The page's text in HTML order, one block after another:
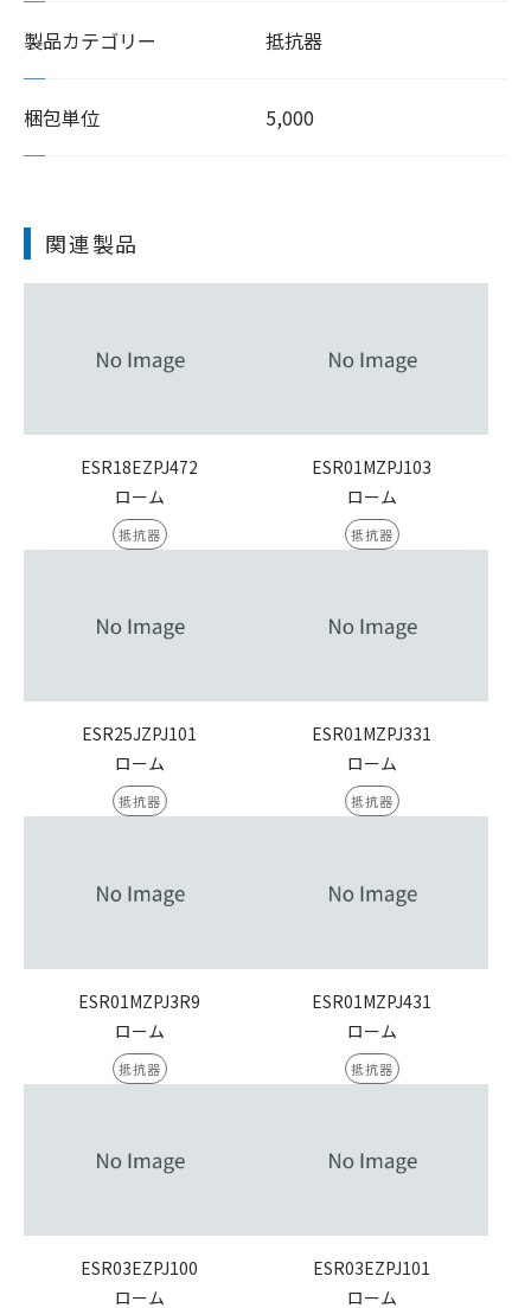
製品カテゴリー 抵抗器
梱包単位 5,000
関連製品
ESR18EZPJ472
ローム
抵抗器
ESR01MZPJ103
ローム
抵抗器
ESR25JZPJ101
ローム
抵抗器
ESR01MZPJ331
ローム
抵抗器
ESR01MZPJ3R9
ローム
抵抗器
ESR01MZPJ431
ローム
抵抗器
ESR03EZPJ100
ローム
ESR03EZPJ101
ローム